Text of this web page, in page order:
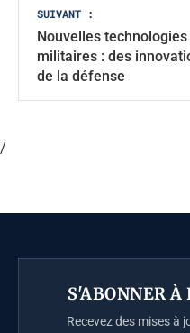
SUIVANT :
Nouvelles
militaires : des
de la défense
/
S'ABONNER
Recevez des mises à